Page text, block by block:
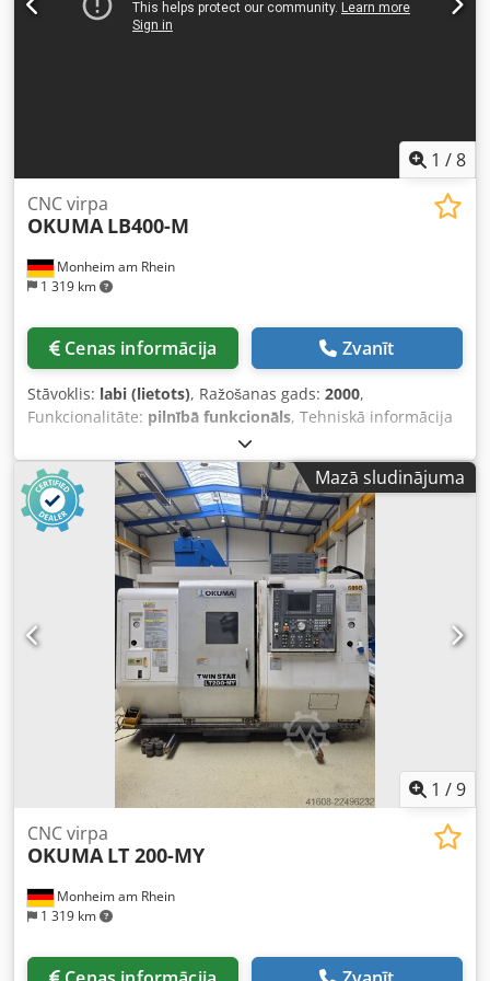
Svars: 34 000 kg Lūdzu, ņemiet vērā: šajā lapā sniegtā
informācija ir apkopota, pamatojoties uz mūsu
1 /8
Monheim am Rhein
1 319 km
CNC virpa
OKUMA LB400-M
Cenas informācija Zvanīt
Stāvoklis: labi (lietots), Ražošanas gads: 2000,
Funkcionalitāte: pilnībā funkcionāls, Tehniskā informācija
Vārpstas diametrs: 420 mm Griešanas garums: 650 mm
Vadība: Okuma OSP-U100L Vārpstas atvere: 95 mm
Vārpstas apgriezieni: 2800 apgr./min Pārvietošanās pa X
asi: 300 mm Pārvietošanās pa Z asi: 675 mm Dkodpfx Aszr
Hyfjqvsr Galvenais piedziņas motors: 22/30 kW Aparāta
svars apm.: 5,5 t Nepieciešamā platība apmērām: 2700 x
1900 x 1885 mm Papildu informācija Ekspluatācijā no 2001.
gada. - 12 pozīciju revolvera galva (VDI 40) ar piedziņas
instrumentu stacijām, 3000 apgr./min, 5,5 kW - Darba
zonas izplūdes sistēma Hengst Filtration (ražots 2023) -
Touchsetter, instrumentu mērīšana - C ass (galvenā
vārpsta) - Instrumentu lūzumu un nodiluma uzraudzība - 3
žokļu patrona, Kitagawa B210, Ø250 mm - Atbalsta
priekšgals - Dzesēšanas šķidruma padeve, arī caur
instrumentu - Dialogprogrammatūra IGF - Skaidu
transportieris
Mazā sludinājuma
1 /9
Monheim am Rhein
1 319 km
CNC virpa
OKUMA LT 200-MY